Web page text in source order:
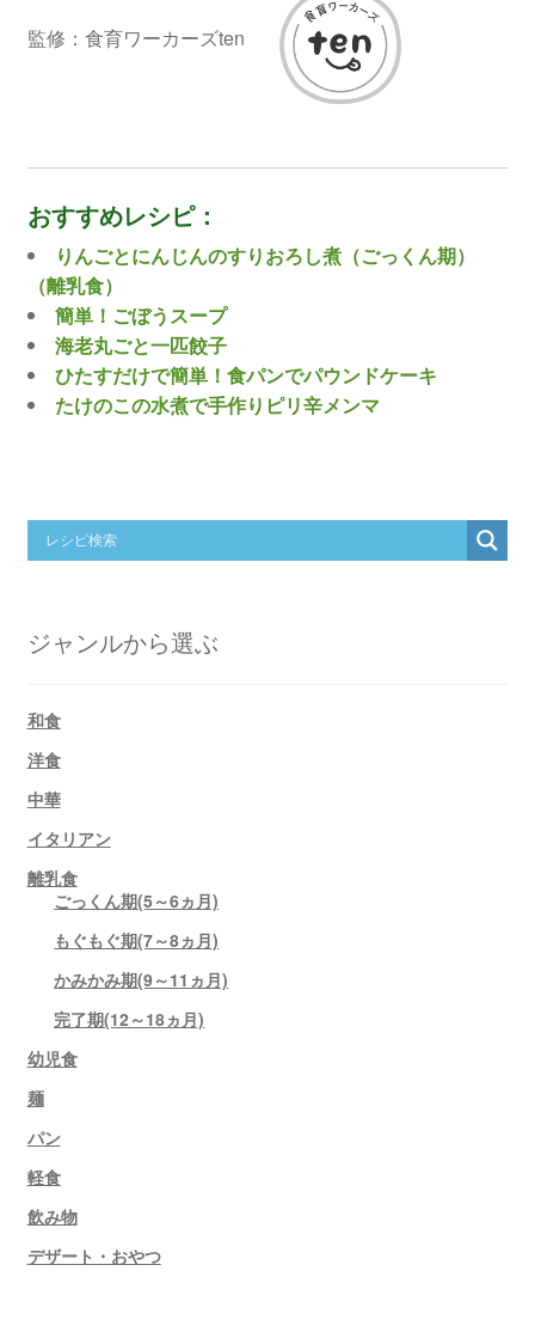
監修：食育ワーカーズten
おすすめレシピ：
りんごとにんじんのすりおろし煮（ごっくん期）
（離乳食）
簡単！ごぼうスープ
海老丸ごと一匹餃子
ひたすだけで簡単！食パンでパウンドケーキ
たけのこの水煮で手作りピリ辛メンマ
ジャンルから選ぶ
和食
洋食
中華
イタリアン
離乳食
ごっくん期(5～6ヵ月)
もぐもぐ期(7～8ヵ月)
かみかみ期(9～11ヵ月)
完了期(12～18ヵ月)
幼児食
麺
パン
軽食
飲み物
デザート・おやつ